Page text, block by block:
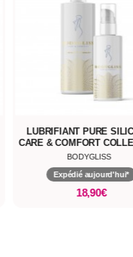
LUBRIFIANT PURE
CARE & COMFORT
BODYGLISS
Expédié aujourd'hui*
18,90€